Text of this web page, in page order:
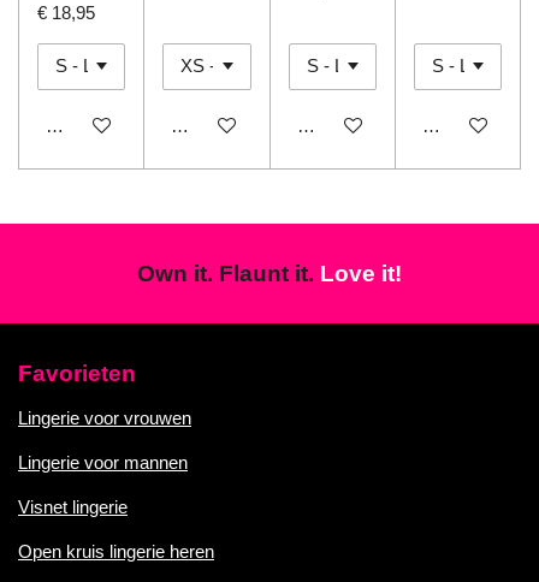
€ 18,95
In winkelwagen In winkelwagen In winkelwagen In
Own it. Flaunt it. Love it!
Favorieten
Lingerie voor vrouwen
Lingerie voor mannen
Visnet lingerie
Open kruis lingerie heren